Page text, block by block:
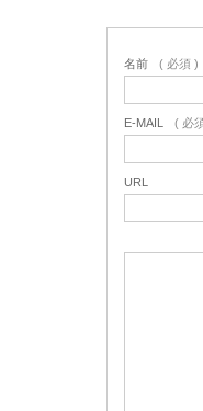
名前 ( 必須 )
E-MAIL ( 必
URL